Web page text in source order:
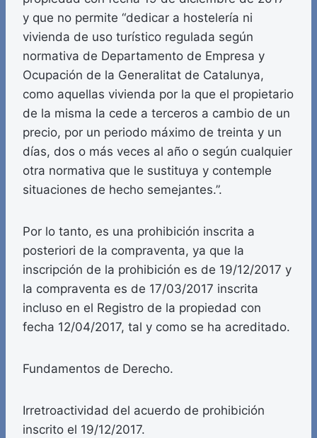
y que no permite “dedicar a hostelería ni
vivienda de uso turístico regulada según
normativa de Departamento de Empresa y
Ocupación de la Generalitat de Catalunya,
como aquellas vivienda por la que el propietario
de la misma la cede a terceros a cambio de un
precio, por un periodo máximo de treinta y un
días, dos o más veces al año o según cualquier
otra normativa que le sustituya y contemple
situaciones de hecho semejantes.”.
Por lo tanto, es una prohibición inscrita a
posteriori de la compraventa, ya que la
inscripción de la prohibición es de 19/12/2017 y
la compraventa es de 17/03/2017 inscrita
incluso en el Registro de la propiedad con
fecha 12/04/2017, tal y como se ha acreditado.
Fundamentos de Derecho.
Irretroactividad del acuerdo de prohibición
inscrito el 19/12/2017.